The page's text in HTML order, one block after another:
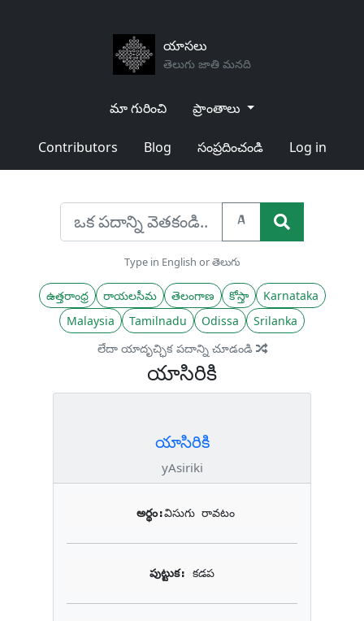
యాసలు
తెలుగు జాతి మనది
మా గురించి ప్రాంతాలు
Contributors Blog సంప్రదించండి Log in
A
Type in English or తెలుగు
ఉత్తరాంధ్ర రాయలసీమ తెలంగాణ కోస్తా
Karnataka
Malaysia
Tamilnadu Odissa
Srilanka
లేదా యాదృచ్ఛిక పదాన్ని చూడండి
యాసిరికి
యాసిరికి
yAsiriki
అర్థం:విసుగు రావటం
పుట్టుక: కడప